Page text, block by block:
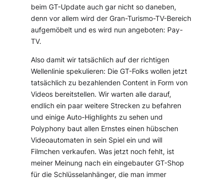
beim GT-Update auch gar nicht so daneben,
denn vor allem wird der Gran-Turismo-TV-Bereich
aufgemöbelt und es wird nun angeboten: Pay-
TV.
Also damit wir tatsächlich auf der richtigen
Wellenlinie spekulieren: Die GT-Folks wollen jetzt
tatsächlich zu bezahlenden Content in Form von
Videos bereitstellen. Wir warten alle darauf,
endlich ein paar weitere Strecken zu befahren
und einige Auto-Highlights zu sehen und
Polyphony baut allen Ernstes einen hübschen
Videoautomaten in sein Spiel ein und will
Filmchen verkaufen. Was jetzt noch fehlt, ist
meiner Meinung nach ein eingebauter GT-Shop
für die Schlüsselanhänger, die man immer